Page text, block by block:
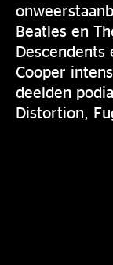
Beatles en
Descendents
Cooper
deelden
Distortion,